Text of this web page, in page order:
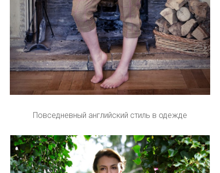
Повседневный английский стиль в одежде